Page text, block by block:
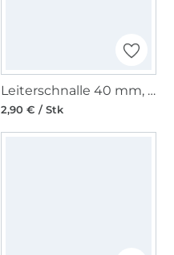
Leiterschnalle 40 mm, gold
2,90 € / Stk